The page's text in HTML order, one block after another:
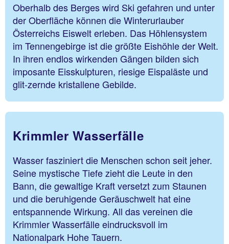
Oberhalb des Berges wird Ski gefahren und unter
der Oberfläche können die Winterurlauber
Österreichs Eiswelt erleben. Das Höhlensystem
im Tennengebirge ist die größte Eishöhle der Welt.
In ihren endlos wirkenden Gängen bilden sich
imposante Eisskulpturen, riesige Eispaläste und
glit-zernde kristallene Gebilde.
Krimmler Wasserfälle
Wasser fasziniert die Menschen schon seit jeher.
Seine mystische Tiefe zieht die Leute in den
Bann, die gewaltige Kraft versetzt zum Staunen
und die beruhigende Geräuschwelt hat eine
entspannende Wirkung. All das vereinen die
Krimmler Wasserfälle eindrucksvoll im
Nationalpark Hohe Tauern.